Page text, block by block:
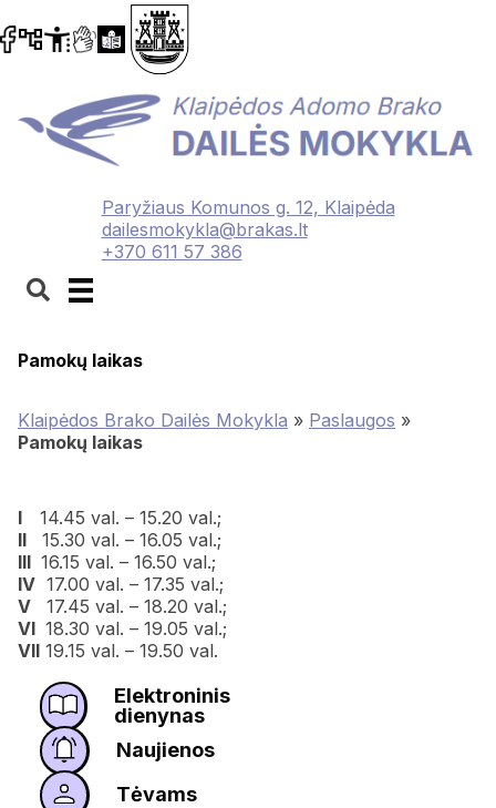
Paryžiaus Komunos g. 12, Klaipėda
dailesmokykla@brakas.lt
+370 611 57 386
Pamokų laikas
Klaipėdos Brako Dailės Mokykla » Paslaugos »
Pamokų laikas
I 14.45 val. – 15.20 val.;
II
15.30 val. – 16.05 val.;
III 16.15 val. – 16.50 val.;
IV 17.00 val. – 17.35 val.;
V
17.45 val. – 18.20 val.;
VI 18.30 val. – 19.05 val.;
VII 19.15 val. – 19.50 val.
Elektroninis
dienynas
Naujienos
Tėvams